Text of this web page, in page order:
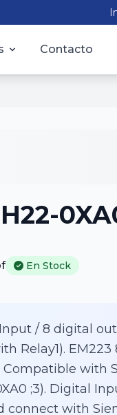
Contacto
En Stock
/ 8 digital
Relay1). EM223
Compatible with
;3). Digital
connect with